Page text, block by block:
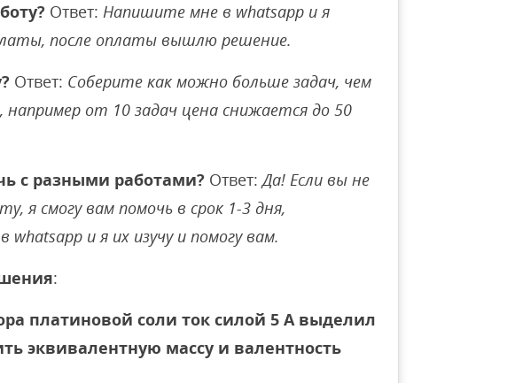
Ответ: Напишите мне в whatsapp и я
после оплаты вышлю решение.
Ответ: Соберите как можно больше задач, чем
от 10 задач цена снижается до 50
с разными работами? Ответ:Да! Если вы не
я смогу вам помочь в срок 1-3 дня,
и я их изучу и помогу вам.
:
платиновой соли ток силой 5 А выделил
эквивалентную массу и валентность